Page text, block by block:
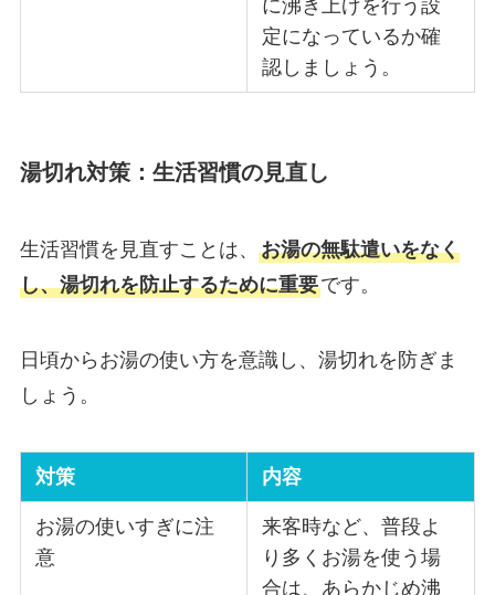
に沸き上げを行う設
定になっているか確
認しましょう。
湯切れ対策：生活習慣の見直し
生活習慣を見直すことは、 お湯の無駄遣いをなく
し、湯切れを防止するために重要です。
日頃からお湯の使い方を意識し、湯切れを防ぎま
しょう。
対策 内容
お湯の使いすぎに注
意
来客時など、普段よ
り多くお湯を使う場
合は、あらかじめ沸